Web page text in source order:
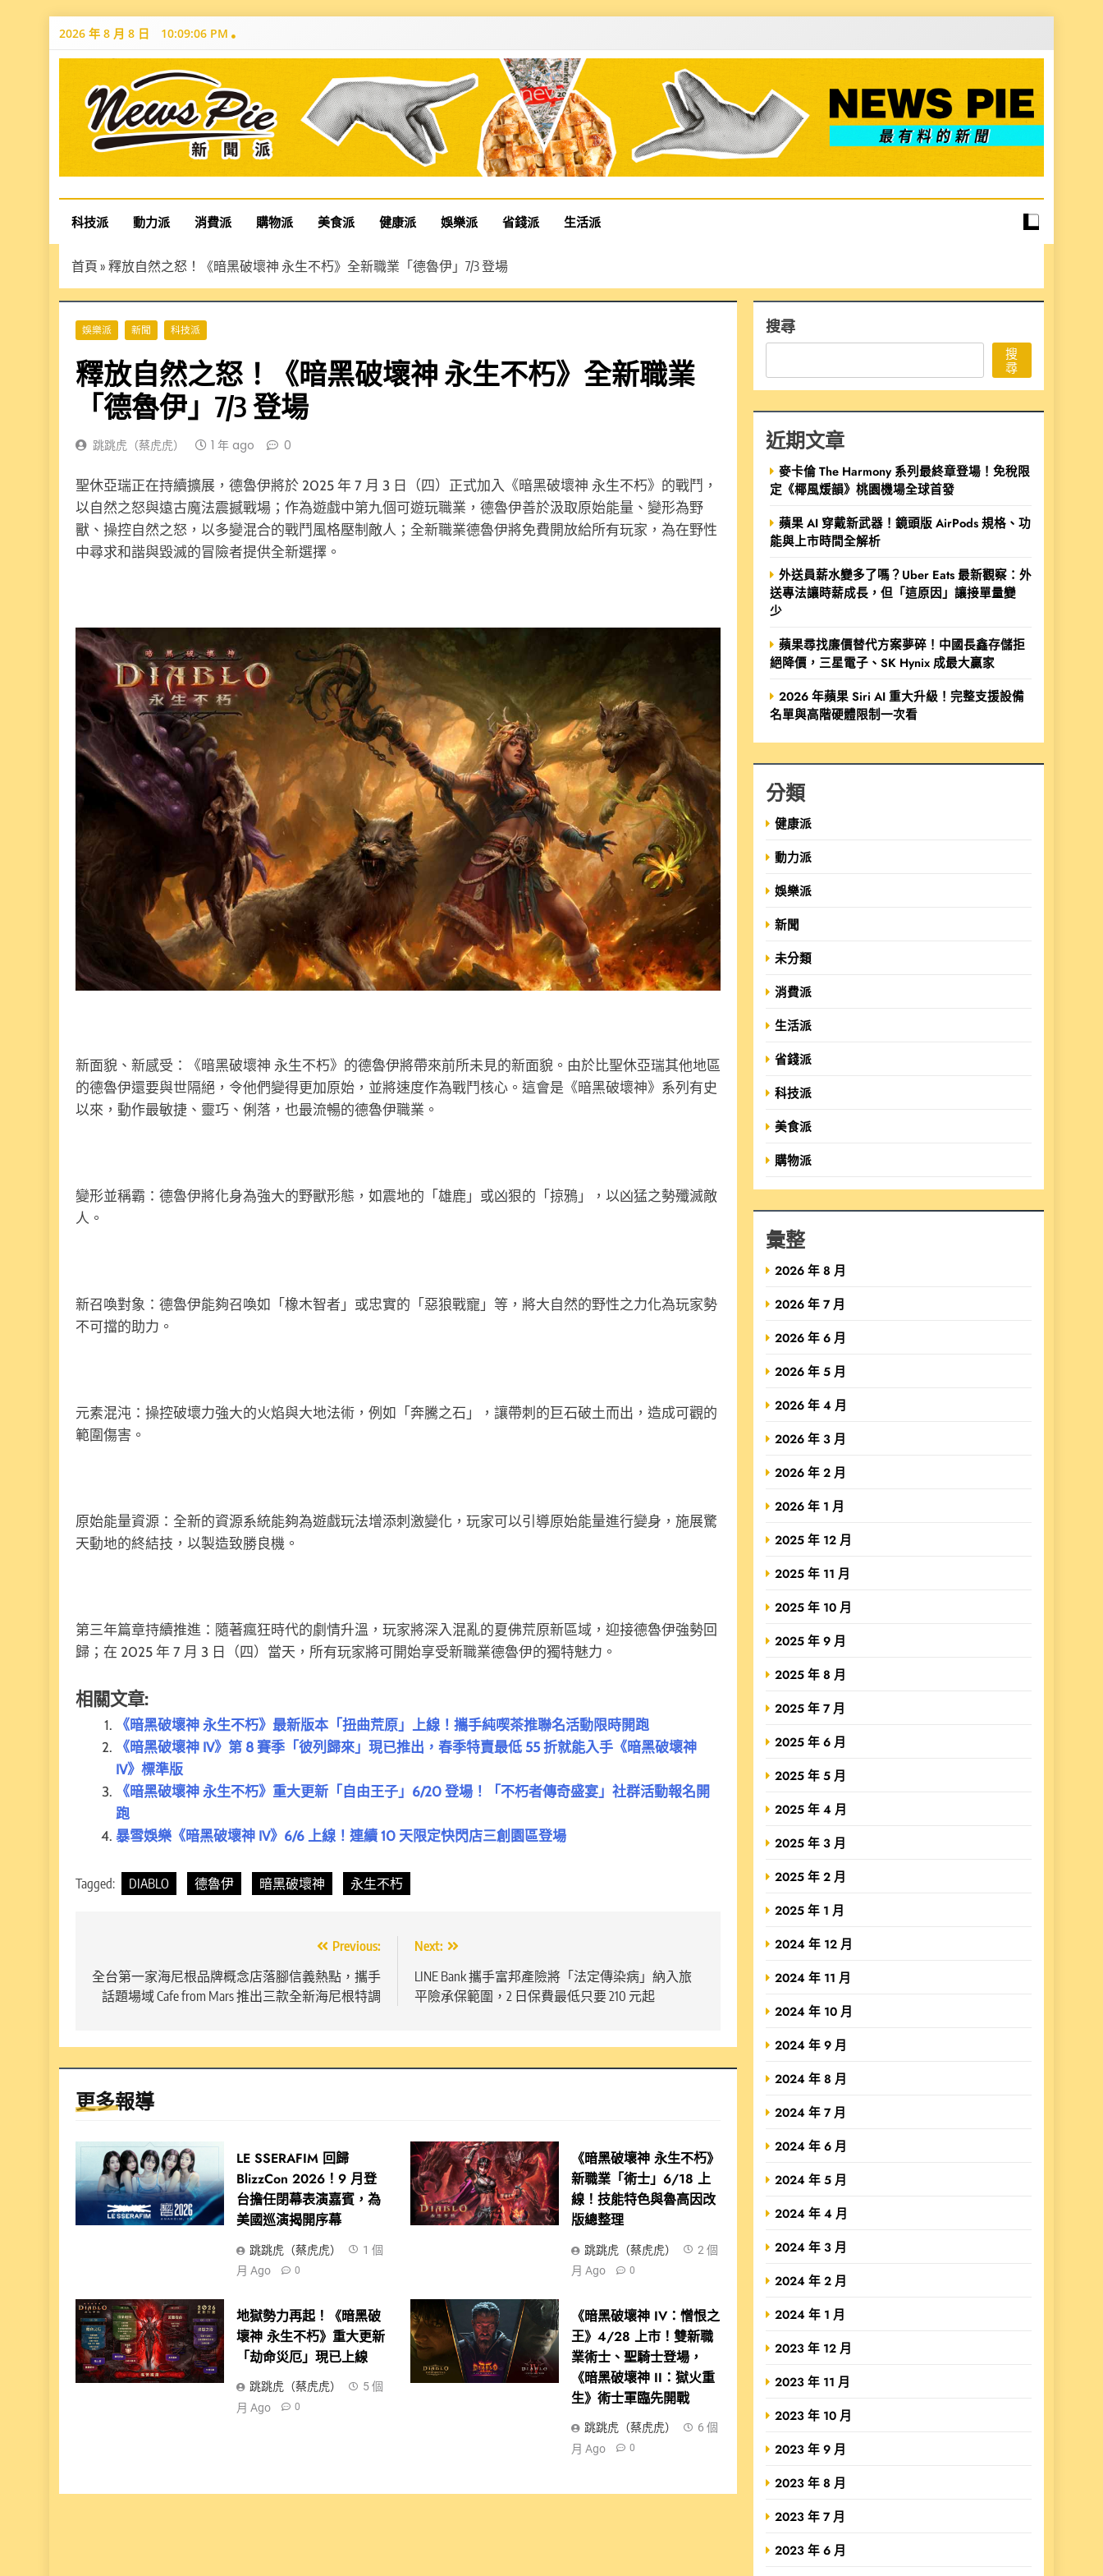
Skip
2026 年 8 月 8 日 10:09:07 PM
News Pie
最有料的新聞
科技派 動力派 消費派 購物派 美食派 健康派 娛樂派 省錢派 生活派
首頁 » 釋放自然之怒！《暗黑破壞神 永生不朽》全新職業「德魯伊」7/3 登場
娛樂派 新聞 科技派
釋放自然之怒！《暗黑破壞神 永生不朽》全新職業
「德魯伊」7/3 登場
跳跳虎（蔡虎虎） 1 年 ago 0
聖休亞瑞正在持續擴展，德魯伊將於 2025 年 7 月 3 日（四）正式加入《暗黑破壞神 永生不朽》的戰鬥，
以自然之怒與遠古魔法震撼戰場；作為遊戲中第九個可遊玩職業，德魯伊善於汲取原始能量、變形為野
獸、操控自然之怒，以多變混合的戰鬥風格壓制敵人；全新職業德魯伊將免費開放給所有玩家，為在野性
中尋求和諧與毀滅的冒險者提供全新選擇。
新面貌、新感受：《暗黑破壞神 永生不朽》的德魯伊將帶來前所未見的新面貌。由於比聖休亞瑞其他地區
的德魯伊還要與世隔絕，令他們變得更加原始，並將速度作為戰鬥核心。這會是《暗黑破壞神》系列有史
以來，動作最敏捷、靈巧、俐落，也最流暢的德魯伊職業。
變形並稱霸：德魯伊將化身為強大的野獸形態，如震地的「雄鹿」或凶狠的「掠鴉」，以凶猛之勢殲滅敵
人。
新召喚對象：德魯伊能夠召喚如「橡木智者」或忠實的「惡狼戰寵」等，將大自然的野性之力化為玩家勢
不可擋的助力。
元素混沌：操控破壞力強大的火焰與大地法術，例如「奔騰之石」，讓帶刺的巨石破土而出，造成可觀的
範圍傷害。
原始能量資源：全新的資源系統能夠為遊戲玩法增添刺激變化，玩家可以引導原始能量進行變身，施展驚
天動地的終結技，以製造致勝良機。
第三年篇章持續推進：隨著瘋狂時代的劇情升溫，玩家將深入混亂的夏佛荒原新區域，迎接德魯伊強勢回
歸；在 2025 年 7 月 3 日（四）當天，所有玩家將可開始享受新職業德魯伊的獨特魅力。
相關文章:
《暗黑破壞神 永生不朽》最新版本「扭曲荒原」上線！攜手純喫茶推聯名活動限時開跑
《暗黑破壞神 IV》第 8 賽季「彼列歸來」現已推出，春季特賣最低 55 折就能入手《暗黑破壞神
IV》標準版
《暗黑破壞神 永生不朽》重大更新「自由王子」6/20 登場！「不朽者傳奇盛宴」社群活動報名開
跑
暴雪娛樂《暗黑破壞神 IV》6/6 上線！連續 10 天限定快閃店三創園區登場
Tagged: DIABLO 德魯伊 暗黑破壞神 永生不朽
章
導
Previous:
全台第一家海尼根品牌概念店落腳信義熱點，攜手
話題場域 Cafe from Mars 推出三款全新海尼根特調
Next:
LINE Bank 攜手富邦產險將「法定傳染病」納入旅
平險承保範圍，2 日保費最低只要 210 元起
更多報導
LE SSERAFIM 回歸
BlizzCon 2026！9 月登
台擔任閉幕表演嘉賓，為
美國巡演揭開序幕
跳跳虎（蔡虎虎）
1 個
月 Ago
0
《暗黑破壞神 永生不朽》
新職業「術士」6/18 上
線！技能特色與魯高因改
版總整理
跳跳虎（蔡虎虎）
2 個
月 Ago
0
地獄勢力再起！《暗黑破
壞神 永生不朽》重大更新
「劫命災厄」現已上線
跳跳虎（蔡虎虎）
5 個
月 Ago
0
《暗黑破壞神 IV：憎恨之
王》4/28 上市！雙新職
業術士、聖騎士登場，
《暗黑破壞神 II：獄火重
生》術士軍臨先開戰
跳跳虎（蔡虎虎）
6 個
月 Ago
0
搜尋
搜
尋
近期文章
麥卡倫 The Harmony 系列最終章登場！免稅限
定《椰風煖韻》桃園機場全球首發
蘋果 AI 穿戴新武器！鏡頭版 AirPods 規格、功
能與上市時間全解析
外送員薪水變多了嗎？Uber Eats 最新觀察：外
送專法讓時薪成長，但「這原因」讓接單量變
少
蘋果尋找廉價替代方案夢碎！中國長鑫存儲拒
絕降價，三星電子、SK Hynix 成最大贏家
2026 年蘋果 Siri AI 重大升級！完整支援設備
名單與高階硬體限制一次看
分類
健康派
動力派
娛樂派
新聞
未分類
消費派
生活派
省錢派
科技派
美食派
購物派
彙整
2026 年 8 月
2026 年 7 月
2026 年 6 月
2026 年 5 月
2026 年 4 月
2026 年 3 月
2026 年 2 月
2026 年 1 月
2025 年 12 月
2025 年 11 月
2025 年 10 月
2025 年 9 月
2025 年 8 月
2025 年 7 月
2025 年 6 月
2025 年 5 月
2025 年 4 月
2025 年 3 月
2025 年 2 月
2025 年 1 月
2024 年 12 月
2024 年 11 月
2024 年 10 月
2024 年 9 月
2024 年 8 月
2024 年 7 月
2024 年 6 月
2024 年 5 月
2024 年 4 月
2024 年 3 月
2024 年 2 月
2024 年 1 月
2023 年 12 月
2023 年 11 月
2023 年 10 月
2023 年 9 月
2023 年 8 月
2023 年 7 月
2023 年 6 月